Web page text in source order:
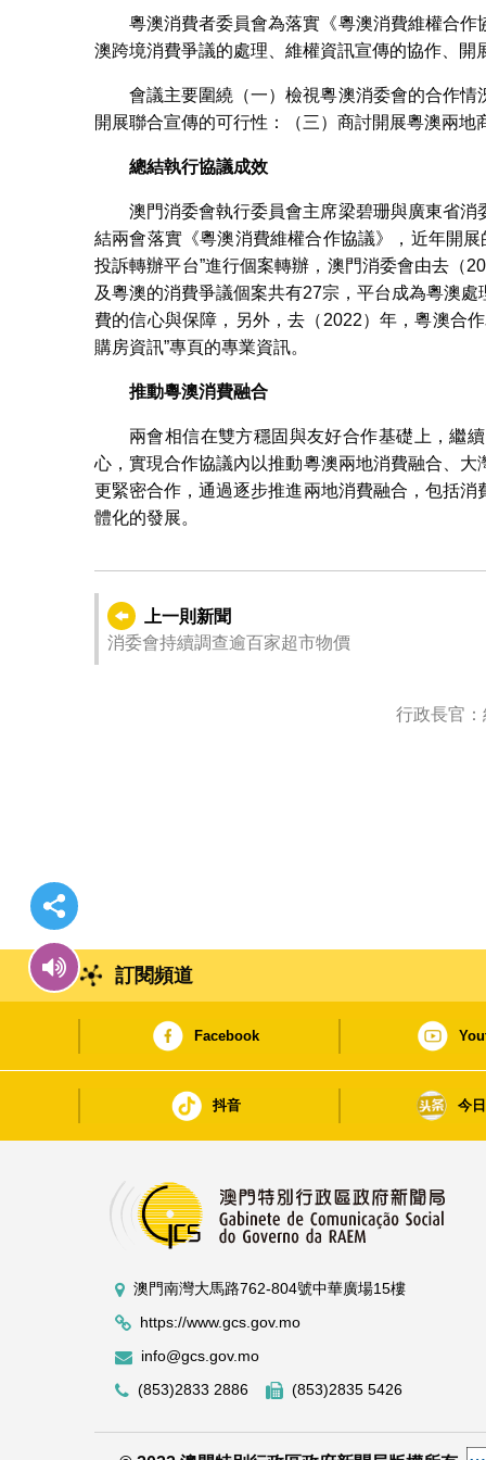
粵澳消費者委員會為落實《粵澳消費維權合
澳跨境消費爭議的處理、維權資訊宣傳的協作、
會議主要圍繞（一）檢視粵澳消委會的合作
開展聯合宣傳的可行性：（三）商討開展粵澳兩
總結執行協議成效
澳門消委會執行委員會主席梁碧珊與廣東省
結兩會落實《粵澳消費維權合作協議》，近年開
投訴轉辦平台”進行個案轉辦，澳門消委會由去（
及粵澳的消費爭議個案共有27宗，平台成為粵澳
費的信心與保障，另外，去（2022）年，粵澳合
購房資訊”專頁的專業資訊。
推動粵澳消費融合
兩會相信在雙方穩固與友好合作基礎上，繼
心，實現合作協議內以推動粵澳兩地消費融合、
更緊密合作，通過逐步推進兩地消費融合，包括
體化的發展。
上一則新聞
消委會持續調查逾百家超市物價
行政長官
訂閱頻道
Facebook
抖音 今
澳門南灣大馬路762-804號中華廣場15樓
https://www.gcs.gov.mo
info@gcs.gov.mo
(853)2833 2886
(853)2835 5426